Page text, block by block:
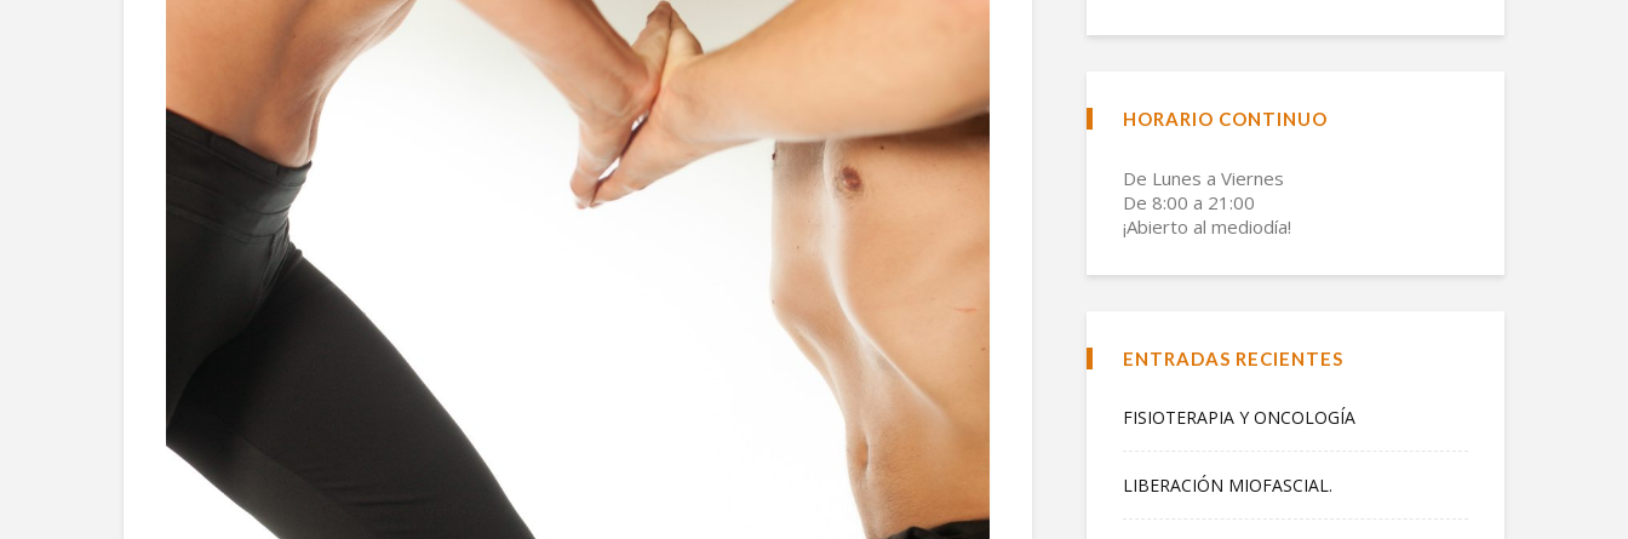
HORARIO CONTINUO
De Lunes a Viernes
De 8:00 a 21:00
¡Abierto al mediodía!
ENTRADAS RECIENTES
FISIOTERAPIA Y ONCOLOGÍA
LIBERACIÓN MIOFASCIAL.